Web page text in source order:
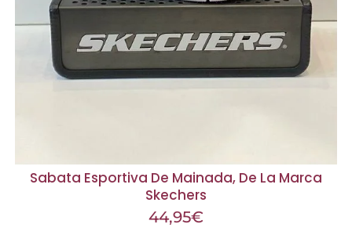
Sabata Esportiva De Mainada, De La Marca
Skechers
44,95€